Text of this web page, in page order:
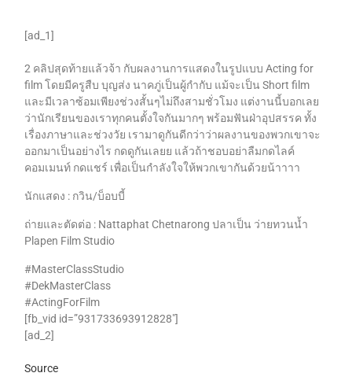
[ad_1]
2 คลิปสุดท้ายแล้วจ้า กับผลงานการแสดงในรูปแบบ Acting for
film โดยมีครูสืบ บุญส่ง นาคภู่เป็นผู้กำกับ แม้จะเป็น Short film
และมีเวลาซ้อมเพียงช่วงสั้นๆไม่ถึงสามชั่วโมง แต่งานนี้บอกเลย
ว่านักเรียนของเราทุกคนตั้งใจกันมากๆ พร้อมฟันฝ่าอุปสรรค ทั้ง
เรื่องภาษาและช่วงวัย เรามาดูกันดีกว่าว่าผลงานของพวกเขาจะ
ออกมาเป็นอย่างไร กดดูกันเลยย แล้วถ้าชอบอย่าลืมกดไลค์
คอมเมนท์ กดแชร์ เพื่อเป็นกำลังใจให้พวกเขากันด้วยน้าาาา
นักแสดง : กวิน/บ็อบบี้
ถ่ายและตัดต่อ : Nattaphat Chetnarong ปลาเป็น ว่ายทวนน้ำ
Plapen Film Studio
#MasterClassStudio
#DekMasterClass
#ActingForFilm
[fb_vid id=”931733693912828″]
[ad_2]
Source